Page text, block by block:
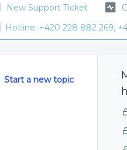
New Support Ticket
Hotline: +420 228 882 269,
Start a new topic